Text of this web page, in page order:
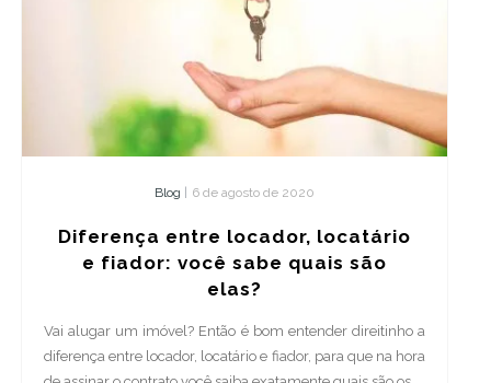
Blog | 6 de agosto de 2020
Diferença entre locador, locatário
e fiador: você sabe quais são
elas?
Vai alugar um imóvel? Então é bom entender direitinho a
diferença entre locador, locatário e fiador, para que na hora